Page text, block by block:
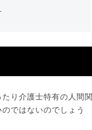
り介護士特有の人間関
ではないのでしょう